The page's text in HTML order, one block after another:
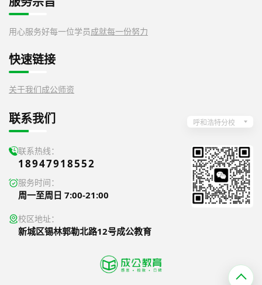
用心服务好每一位学员成就每一份努力
快速链接
关于我们成公师资
联系我们 呼和浩特分校
联系热线：
18947918552
服务时间：
周一至周日 7:00-21:00
校区地址：
新城区锡林郭勒北路12号成公教育